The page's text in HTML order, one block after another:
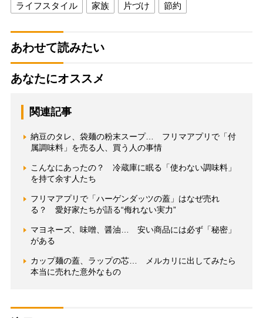
ライフスタイル 家族 片づけ 節約
あわせて読みたい
あなたにオススメ
関連記事
納豆のタレ、袋麺の粉末スープ… フリマアプリで「付
属調味料」を売る人、買う人の事情
こんなにあったの？ 冷蔵庫に眠る「使わない調味料」
を持て余す人たち
フリマアプリで「ハーゲンダッツの蓋」はなぜ売れ
る？ 愛好家たちが語る“侮れない実力”
マヨネーズ、味噌、醤油… 安い商品には必ず「秘密」
がある
カップ麺の蓋、ラップの芯… メルカリに出してみたら
本当に売れた意外なもの